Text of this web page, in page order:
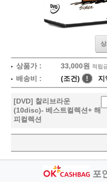
상품가 : 33,000원 적립
배송비 : (조건) ! 지
[DVD] 찰리브라운
(10disc)- 베스트컬렉션+ 해
피컬렉션
포